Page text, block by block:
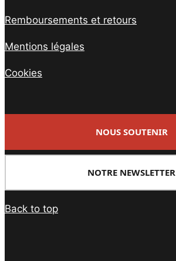
Remboursements et retours
Mentions légales
Cookies
NOUS SOUTENIR
NOTRE NEWSLETTER
Back to top